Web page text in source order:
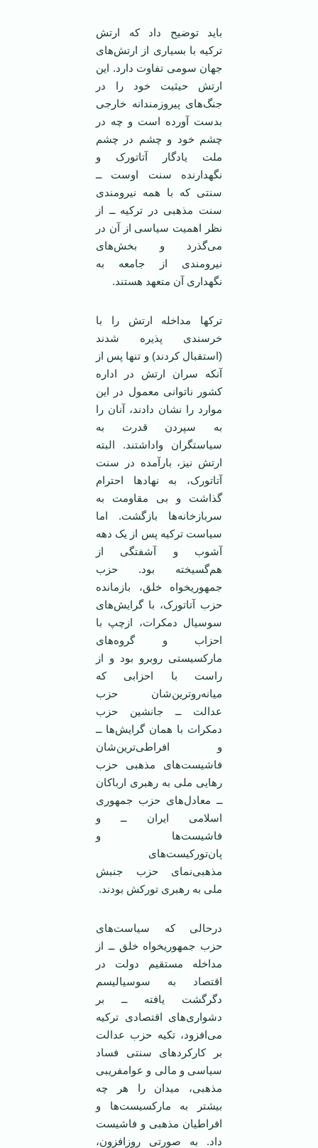
باید توضیح داد که ارتش
ترکیه با بسیاری از ارتش‌های
جهان سومی تفاوت دارد. این
ارتش حیثیت خود را در
جنگ‌های پیروزمندانه خارجی
بدست آورده است و چه در
چشم خود و چشم در چشم
ملت یادگار آتاتورک و
نگهدارنده سنت اوست ــ
سنتی که با همه نیرومندی
سنت مذهبی در ترکیه ــ از
نظر اهمیت سیاسی از آن در
می‌گذرد و بخش‌های
نیرومندی از جامعه به
نگهداری آن متعهد هستند.
ترکها مداخله ارتش را با
خرسندی پذیره شدند
(استقبال کردند) و تنها پس از
آنکه سران ارتش در اداره
کشور نا‌توانی معمول در این
موارد را نشان دادند، آنان را
به سپردن قدرت به
سیاستگران وا‌داشتند. البته
ارتش نیز، بارآمده در سنت
آتاتورک، به نهاد‌ها احترام
گذاشت و بی مقاومت به
سربازخانه‌ها بازگشت. اما
سیاست ترکیه پس از یک دهه
آشوب و آشفتگی از
هم‌گسیخته بود. حزب
جمهوریخواه خلق، بازمانده
حزب آتاتورک، با گرایش‌های
سوسیال دمکرات، ازچپ با
احزاب و گروه‌های
مارکسیستی روبرو بود و از
راست با احزابی که
میانه‌رو‌ترین‌شان حزب
عدالت ــ جانشین حزب
دمکرات با همان گرایش‌ها ــ
و افراطی‌ترین‌شان
فاشیست‌های مذهبی حزب
رهایی ملی به رهبری ارباکان
ــ معادل‌های حزب جمهوری
اسلامی ایران ــ و
فاشیست‌ها و
پان‌تورکیست‌های
مذهبی‌نمای حزب جنبش
ملی به رهبری تورکش بودند.
درحالی که سیاست‌های
حزب جمهوریخواه خلق ــ از
مداخله مستقیم دولت در
اقتصاد به سوسیالیسم
دگرگشت یافته ــ بر
دشواری‌های اقتصادی ترکیه
می‌افزود، تکیه حزب عدالت
بر کارکردهای سنتی فساد
سیاسی و مالی و عوامفریبی
مذهبی، میدان را هر چه
بیشتر به مارکسیست‌ها و
افراطیان مذهبی و فاشیست
داد. به صورتی روز‌افزون،